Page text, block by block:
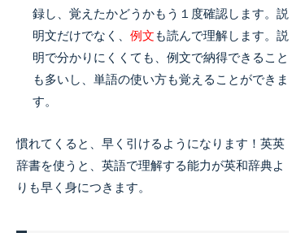
録し、覚えたかどうかもう１度確認します。説
明文だけでなく、 例文も読んで理解します。説
明で分かりにくくても、例文で納得できること
も多いし、単語の使い方も覚えることができま
す。
慣れてくると、早く引けるようになります！英英
辞書を使うと、英語で理解する能力が英和辞典よ
りも早く身につきます。